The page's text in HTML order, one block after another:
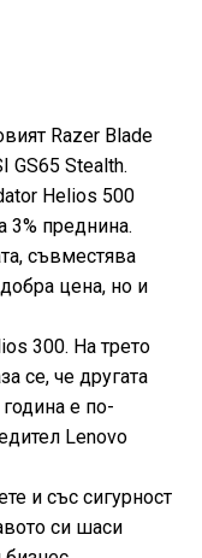
Razer Blade
GS65 Stealth.
Helios 500
3% преднина.
съвместява
цена, но и
300. На трето
се, че другата
година е по-
Lenovo
и със сигурност
си шаси